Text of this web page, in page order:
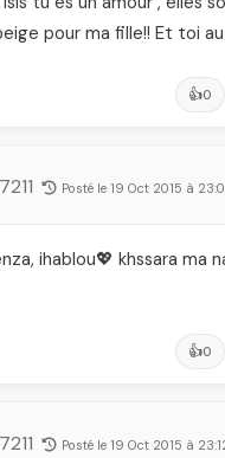
pour ma fille!! Et toi
👍0
Posté le 19 Oct 2015 à
ihablou💖 khssara ma
👍0
Posté le 19 Oct 2015 à